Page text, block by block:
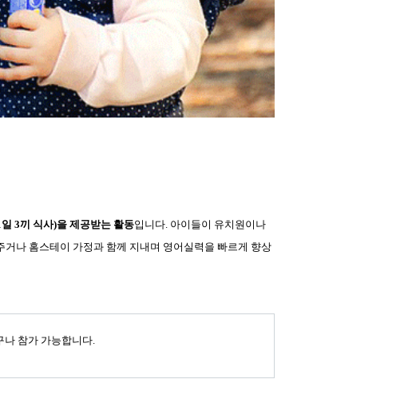
3끼 식사)을 제공받는 활동입니다. 아이들이 유치원이나
나 홈스테이 가정과 함께 지내며 영어실력을 빠르게 향상
나 참가 가능합니다.